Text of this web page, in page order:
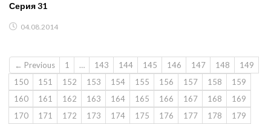
Серия 31
04.08.2014
← Previous 1 … 143 144 145 146 147 148
149
150
151 152 153 154 155 156 157 158
159
160
161 162 163 164 165 166 167 168
169
170
171 172 173 174 175 176 177 178
179